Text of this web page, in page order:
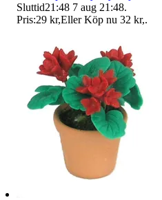
Sluttid21:48 7 aug 21:48.
Pris:29 kr,Eller Köp nu 32 kr,.